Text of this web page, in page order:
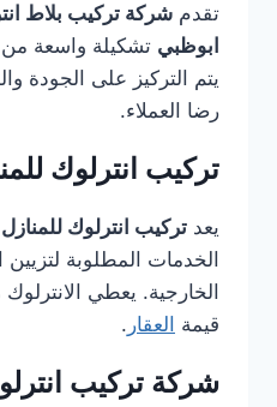
تقدم شركة تركيب بلاط
ابوظبي تشكيلة واسعة من
يتم التركيز على الجودة
رضا العملاء.
تركيب انترلوك
يعد تركيب انترلوك
الخدمات المطلوبة
الخارجية. يعطي
قيمة العقار .
شركة تركيب